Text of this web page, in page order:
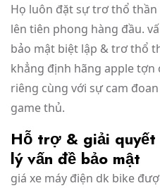
Họ luôn đặt sự trơ thổ
lên tiên phong hàng đầu.
bảo mật biệt lập & trơ thổ
khẳng định hãng apple tợn
riêng cùng với sự cam
game thủ.
Hỗ trợ & giải
lý vấn đề bảo mật
giá xe máy điện dk bike